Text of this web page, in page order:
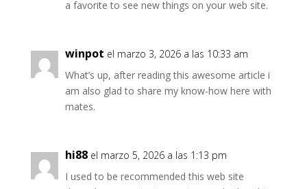
a favorite to see new things on your web site.
winpot el marzo 3, 2026 a las 10:33 am
What’s up, after reading this awesome article i
am also glad to share my know-how here with
mates.
hi88 el marzo 5, 2026 a las 1:13 pm
I used to be recommended this web site